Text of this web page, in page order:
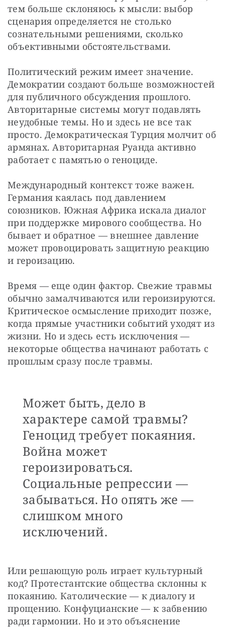
тем больше склоняюсь к мысли: выбор
сценария определяется не столько
сознательными решениями, сколько
объективными обстоятельствами.
Политический режим имеет значение.
Демократии создают больше возможностей
для публичного обсуждения прошлого.
Авторитарные системы могут подавлять
неудобные темы. Но и здесь не все так
просто. Демократическая Турция молчит об
армянах. Авторитарная Руанда активно
работает с памятью о геноциде.
Международный контекст тоже важен.
Германия каялась под давлением
союзников. Южная Африка искала диалог
при поддержке мирового сообщества. Но
бывает и обратное — внешнее давление
может провоцировать защитную реакцию
и героизацию.
Время — еще один фактор. Свежие травмы
обычно замалчиваются или героизируются.
Критическое осмысление приходит позже,
когда прямые участники событий уходят из
жизни. Но и здесь есть исключения —
некоторые общества начинают работать с
прошлым сразу после травмы.
Может быть, дело в
характере самой травмы?
Геноцид требует покаяния.
Война может
героизироваться.
Социальные репрессии —
забываться. Но опять же —
слишком много
исключений.
Или решающую роль играет культурный
код? Протестантские общества склонны к
покаянию. Католические — к диалогу и
прощению. Конфуцианские — к забвению
ради гармонии. Но и это объяснение